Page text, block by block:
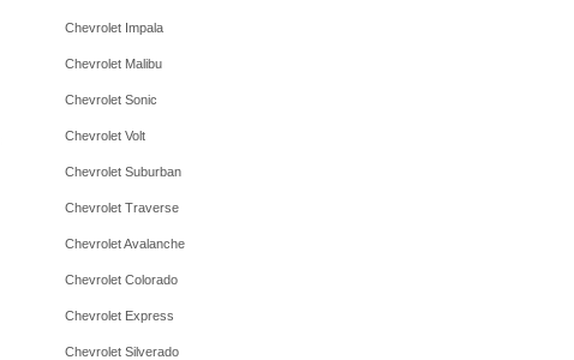
Chevrolet Impala
Chevrolet Malibu
Chevrolet Sonic
Chevrolet Volt
Chevrolet Suburban
Chevrolet Traverse
Chevrolet Avalanche
Chevrolet Colorado
Chevrolet Express
Chevrolet Silverado